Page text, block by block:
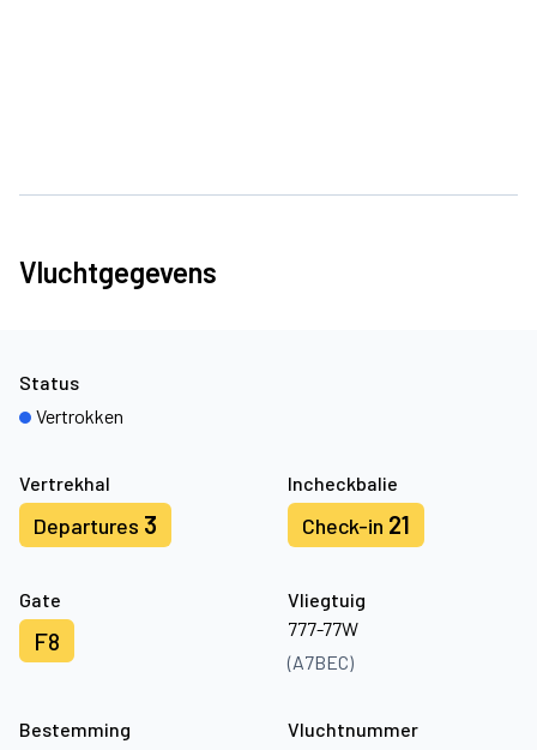
Vluchtgegevens
Vertrekhal
Departures 3
Incheckbalie
Check-in 21
Gate
F8
Vliegtuig
777-77W
(A7BEC)
Status
Vertrokken
Bestemming
Vluchtnummer